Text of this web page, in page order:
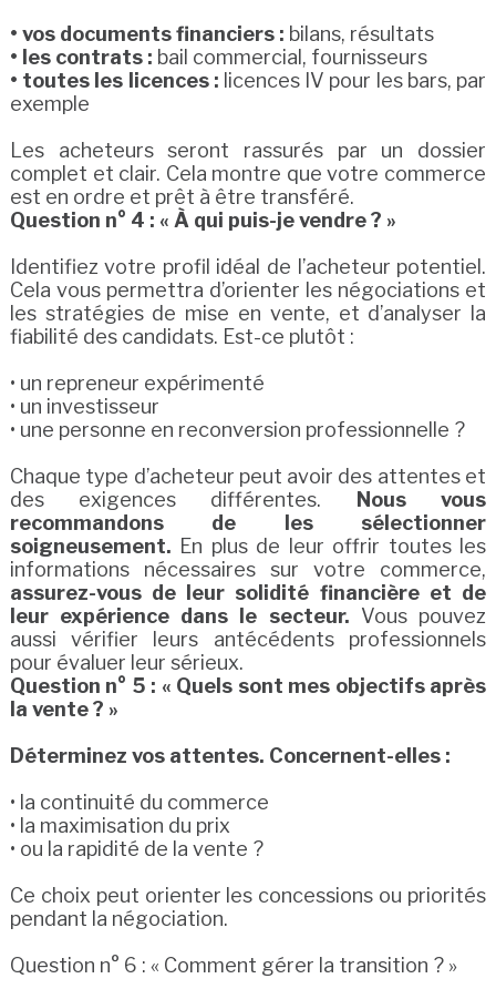
• vos documents financiers : bilans, résultats
• les contrats : bail commercial, fournisseurs
• toutes les licences : licences IV pour les bars, par
exemple
Les acheteurs seront rassurés par un dossier
complet et clair. Cela montre que votre commerce
est en ordre et prêt à être transféré.
Question n° 4 : « À qui puis-je vendre ? »
Identifiez votre profil idéal de l’acheteur potentiel.
Cela vous permettra d’orienter les négociations et
les stratégies de mise en vente, et d’analyser la
fiabilité des candidats. Est-ce plutôt :
• un repreneur expérimenté
• un investisseur
• une personne en reconversion professionnelle ?
Chaque type d’acheteur peut avoir des attentes et
des exigences différentes.
Nous vous
recommandons de les sélectionner
soigneusement. En plus de leur offrir toutes les
informations nécessaires sur votre commerce,
assurez-vous de leur solidité financière et de
leur expérience dans le secteur. Vous pouvez
aussi vérifier leurs antécédents professionnels
pour évaluer leur sérieux.
Question n° 5 : « Quels sont mes objectifs après
la vente ? »
Déterminez vos attentes. Concernent-elles :
• la continuité du commerce
• la maximisation du prix
• ou la rapidité de la vente ?
Ce choix peut orienter les concessions ou priorités
pendant la négociation.
Question n° 6 : « Comment gérer la transition ? »